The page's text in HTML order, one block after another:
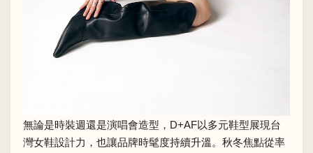
無論是時裝週還是演唱會造型，D+AF以多元鞋型展現台
灣女鞋設計力，也讓品牌時髦度持續升溫。秋冬焦點從率